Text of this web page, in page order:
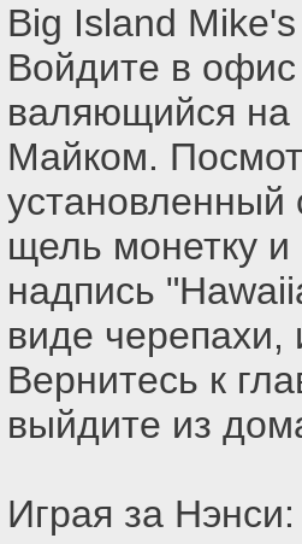
Big Island Mike's
Войдите в
валяющийся на
Майком.
установленный
щель монетку
надпись
виде черепахи,
Вернитесь к
выйдите из
Играя за Нэнси: